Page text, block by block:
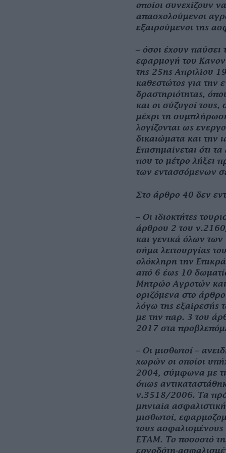
οποίοι συνεχίζουν
απασχολούμενοι
εξαιρούμενοι της
– όσοι έχουν παύσει
εφαρμογή του
της 25ης Απριλίου
καθεστώτος για την
δραστηριότητας,
και οι σύζυγοί τους,
μέχρι τη
λογίζονται ως
δικαιώματα και την
Επισημαίνεται ότι
που το μέτρο λήξει
των εντασσόμενων
Στο άρθρο 40 δεν
– Οι ιδιοκτήτες
άρθρου 2 του
και γενικά όλων
σήμα λειτουργίας
ολόκληρη την
από 6 έως 10
Μητρώο Αγροτών
οριζόμενα στο
λόγω της
με την παρ. 3 του
2017 στα
– Οι μισθωτοί –
χωρών οι οποίοι
2004, σύμφωνα με
όπως
ν.3518/2006. Τα
μηνιαία
μισθωτοί,
τους
ΕΤΑΜ. Το ποσοστό
εργοδότη-